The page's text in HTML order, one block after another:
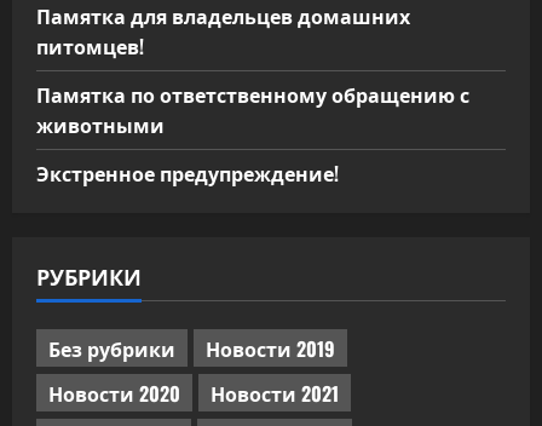
Памятка для владельцев домашних
питомцев!
Памятка по ответственному обращению с
животными
Экстренное предупреждение!
РУБРИКИ
Без рубрики
Новости 2019
Новости 2020
Новости 2021